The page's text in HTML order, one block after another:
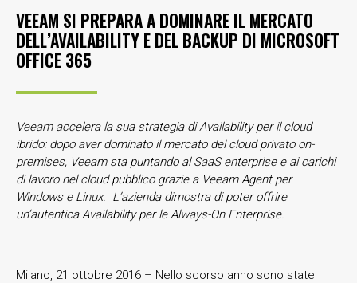
VEEAM SI PREPARA A DOMINARE IL MERCATO
DELL’AVAILABILITY E DEL BACKUP DI MICROSOFT
OFFICE 365
Veeam accelera la sua strategia di Availability per il cloud
ibrido: dopo aver dominato il mercato del cloud privato on-
premises, Veeam sta puntando al SaaS enterprise e ai carichi
di lavoro nel cloud pubblico grazie a Veeam Agent per
Windows e Linux. L’azienda dimostra di poter offrire
un’autentica Availability per le Always-On Enterprise.
Milano, 21 ottobre 2016 – Nello scorso anno sono state